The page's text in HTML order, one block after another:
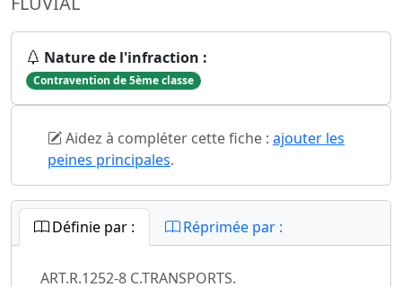
Nature de l'infraction :
Contravention de 5ème classe
Aidez à compléter cette fiche : ajouter les
peines principales.
Définie par : Réprimée par :
ART.R.1252-8 C.TRANSPORTS.